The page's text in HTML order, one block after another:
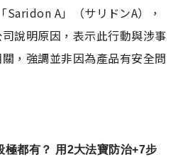
A」（サリドンA），
說明原因，表示此行動與涉事
，強調並非因為產品有安全問
都有？ 用2大法寶防治+7步